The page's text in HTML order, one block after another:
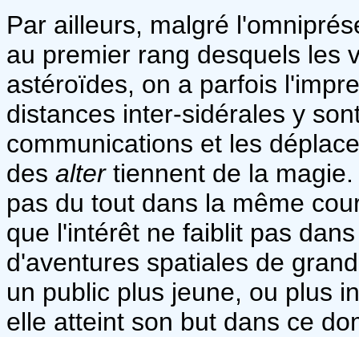
Par ailleurs, malgré
au premier rang desquels les
astéroïdes, on a parfois
distances inter-sidérales y
communications et les
des altertiennent de la
pas du tout dans la même
que l'intérêt ne faiblit pas
d'aventures spatiales de
un public plus jeune, ou plus
elle atteint son but dans ce